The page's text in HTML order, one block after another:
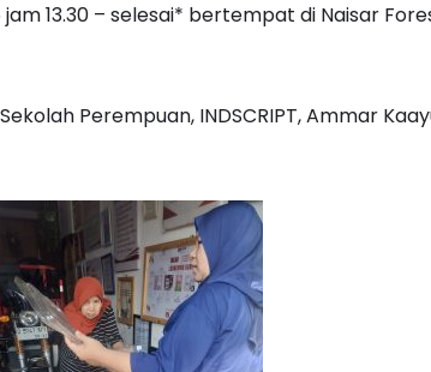
13.30 – selesai* bertempat di Naisar
Perempuan, INDSCRIPT, Ammar